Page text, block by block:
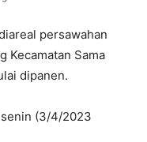
persawahan
Kecamatan Sama
dipanen.
(3/4/2023